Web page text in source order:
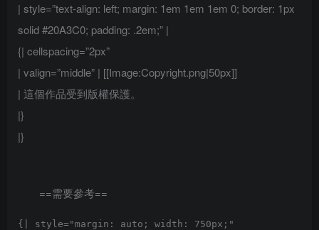
| style=”text-align: left; margin: 1em 1em 1em 0; border: 1px
solid #20A3C0; padding: .2em;” |
{| cellspacing=”2px”
| valign=”middle” | [[Image:Copyright.png|50px]]
| 這個作品受到版權保護。
|}
|}
==需要參考==
{| style="margin: auto; width: 750px;"